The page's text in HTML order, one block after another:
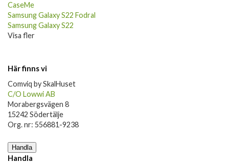
CaseMe
Samsung Galaxy S22 Fodral
Samsung Galaxy S22
Visa fler
Här finns vi
Comviq by SkalHuset
C/O Lowwi AB
Morabergsvägen 8
15242 Södertälje
Org. nr: 556881-9238
Handla
Handla